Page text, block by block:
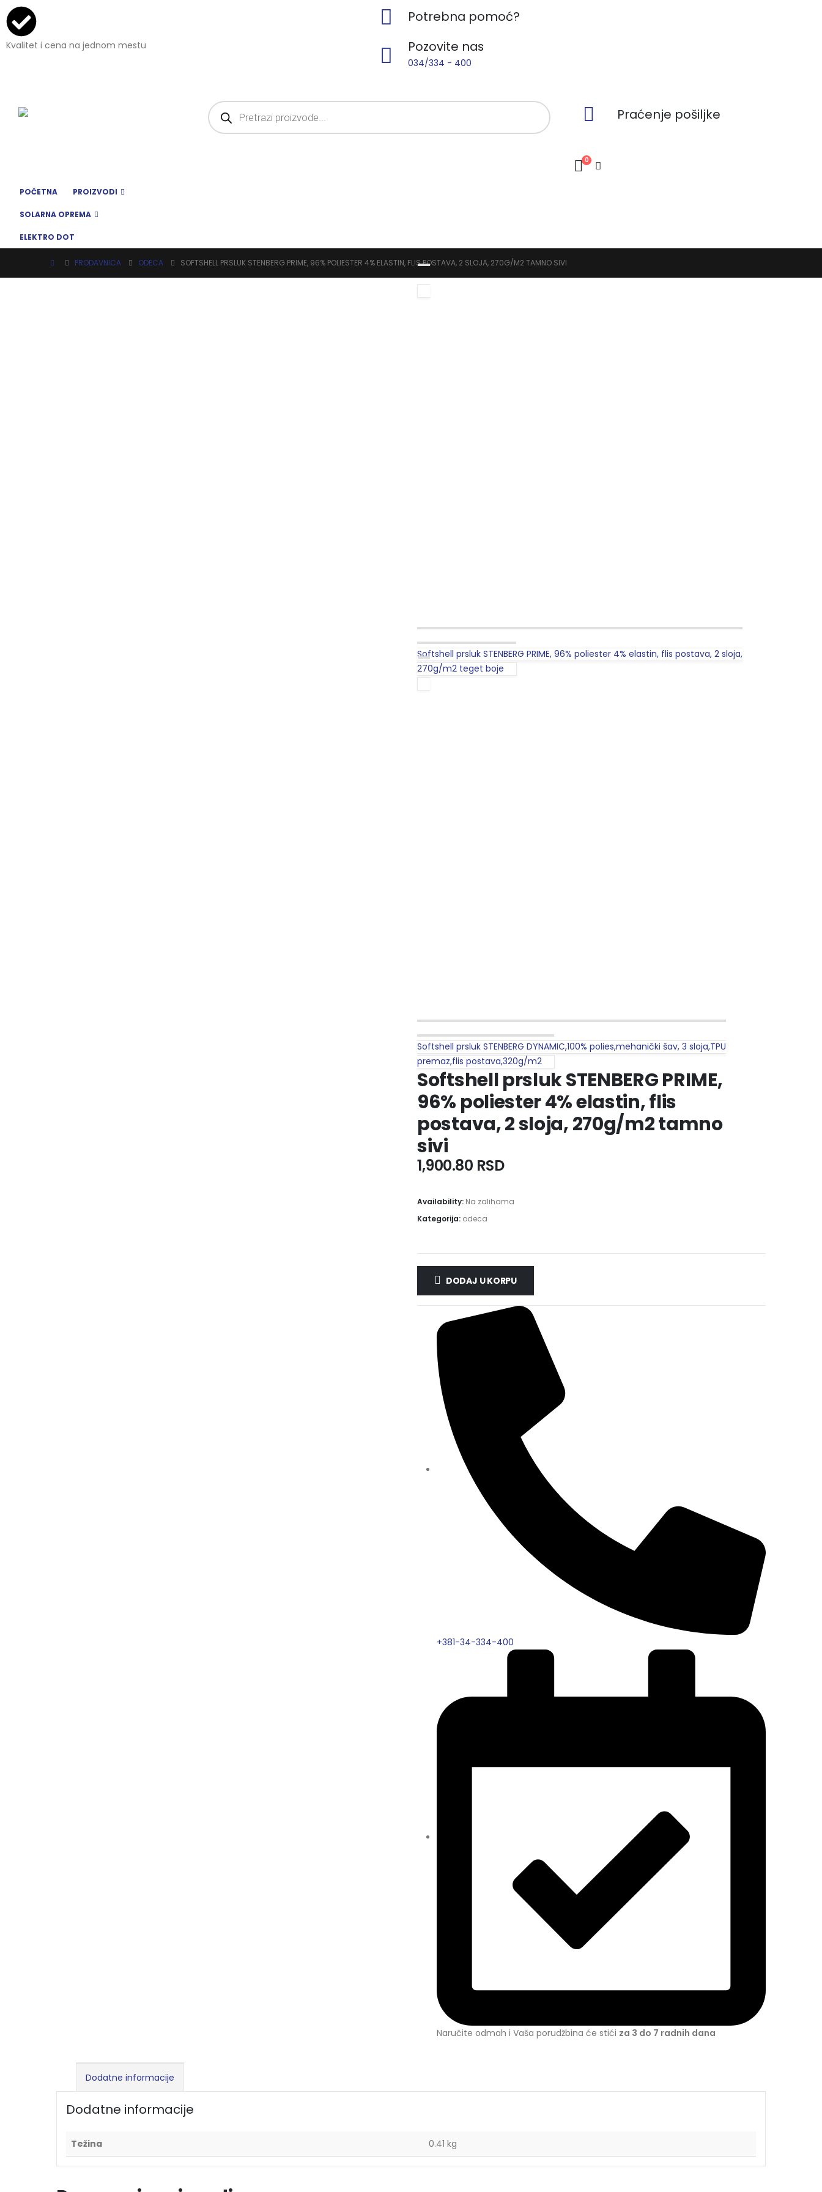
Kvalitet i cena na jednom mestu
Potrebna pomoć?
Pozovite nas
034/334 - 400
Praćenje pošiljke
0
POČETNA PROIZVODI
SOLARNA OPREMA
ELEKTRO DOT
PRODAVNICA ODECA SOFTSHELL PRSLUK STENBERG PRIME, 96% POLIESTER 4% ELASTIN, FLIS POSTAVA, 2 SLOJA, 270G/M2 TAMNO SIVI
Softshell prsluk STENBERG PRIME, 96% poliester 4% elastin, flis postava, 2 sloja,
270g/m2 teget boje
Softshell prsluk STENBERG DYNAMIC,100% polies,mehanički šav, 3 sloja,TPU
premaz,flis postava,320g/m2
Softshell prsluk STENBERG PRIME,
96% poliester 4% elastin, flis
postava, 2 sloja, 270g/m2 tamno
sivi
1,900.80 RSD
Availability: Na zalihama
Kategorija: odeca
DODAJ U KORPU
+381-34-334-400
Naručite odmah i Vaša porudžbina će stići za 3 do 7 radnih dana
Dodatne informacije
Dodatne informacije
Težina 0.41 kg